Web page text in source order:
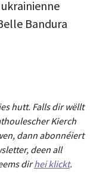
Bandura
hutt. Falls dir wëllt
Kierch
dann abonnéiert
, deen all
dirhei klickt.